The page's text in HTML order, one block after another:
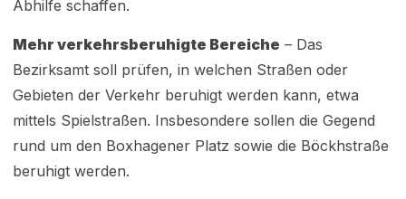
Abhilfe schaffen.
Mehr verkehrsberuhigte Bereiche – Das
Bezirksamt soll prüfen, in welchen Straßen oder
Gebieten der Verkehr beruhigt werden kann, etwa
mittels Spielstraßen. Insbesondere sollen die Gegend
rund um den Boxhagener Platz sowie die Böckhstraße
beruhigt werden.